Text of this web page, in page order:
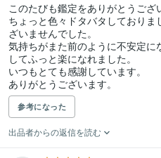
このたびも鑑定をありがとうござ
ちょっと色々ドタバタしており
ざいませんでした。
気持ちがまた前のように不安定に
してふっと楽になれました。
いつもとても感謝しています。
ありがとうございます。
参考になった
出品者からの返信を読む